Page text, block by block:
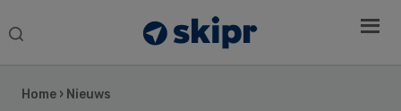
Search
Home › Nieuws
Sidebar